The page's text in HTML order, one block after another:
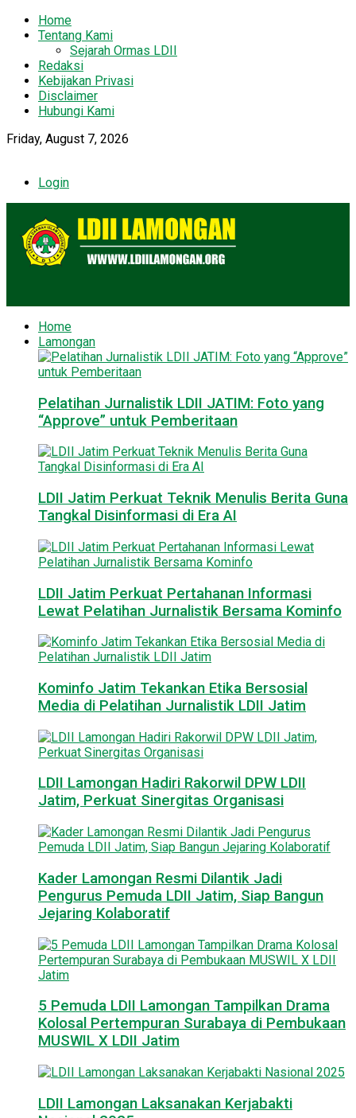
Home
Tentang Kami
Sejarah Ormas LDII
Redaksi
Kebijakan Privasi
Disclaimer
Hubungi Kami
Friday, August 7, 2026
Login
Home
Lamongan
Pelatihan Jurnalistik LDII JATIM: Foto yang
“Approve” untuk Pemberitaan
LDII Jatim Perkuat Teknik Menulis Berita Guna
Tangkal Disinformasi di Era AI
LDII Jatim Perkuat Pertahanan Informasi
Lewat Pelatihan Jurnalistik Bersama Kominfo
Kominfo Jatim Tekankan Etika Bersosial
Media di Pelatihan Jurnalistik LDII Jatim
LDII Lamongan Hadiri Rakorwil DPW LDII
Jatim, Perkuat Sinergitas Organisasi
Kader Lamongan Resmi Dilantik Jadi
Pengurus Pemuda LDII Jatim, Siap Bangun
Jejaring Kolaboratif
5 Pemuda LDII Lamongan Tampilkan Drama
Kolosal Pertempuran Surabaya di Pembukaan
MUSWIL X LDII Jatim
LDII Lamongan Laksanakan Kerjabakti